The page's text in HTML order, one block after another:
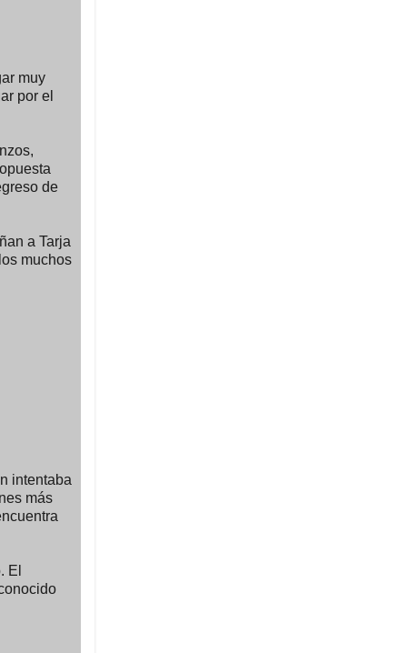
muy
por el
de
a Tarja
muchos
intentaba
más
El